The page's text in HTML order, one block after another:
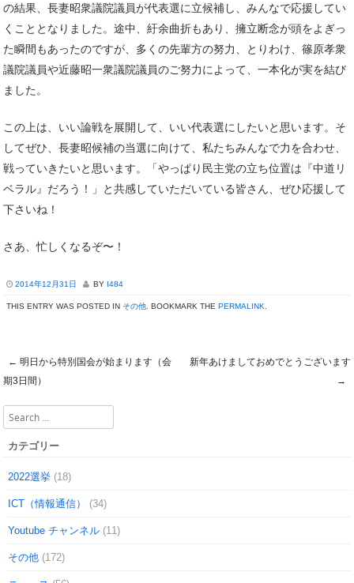
の結果、長妻昭衆議院議員が代表選に立候補し、みんなで応援してい
くこととなりました。途中、紆余曲折もあり、擁立断念が頭をよぎっ
た瞬間もあったのですが、多くの先輩方の努力、とりわけ、篠原孝衆
議院議員や近藤昭一衆議院議員のご努力によって、一本化が実を結び
ました。
この上は、いい論戦を展開して、いい代表選にしたいと思います。そ
してぜひ、長妻昭候補の当選に向けて、私たちみんなで力を合わせ、
戦っていきたいと思います。「やっぱり民主党の立ち位置は『中道リ
ベラル』だろう！」と共感していただいている皆さん、ぜひ応援して
下さいね！
さあ、忙しくなるぞ〜！
2014年12月31日 BY I484
THIS ENTRY WAS POSTED IN その他 . BOOKMARK THE PERMALINK
Post navigation
← 明日から特別国会が始まります（会
期3日間）
新年あけましておめでとうございます
→
Search
カテゴリー
2022選挙 (18)
ICT（情報通信） (34)
Youtube チャンネル (11)
その他 (172)